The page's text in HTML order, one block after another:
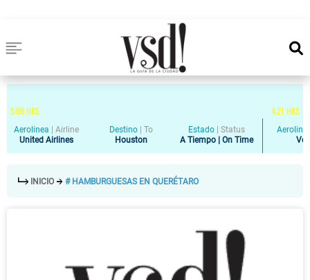
5:00HRS 4:21 HRS
Aerolinea
Airline
United Airlines
Destino
To
Houston
Estado
Status
A Tiempo | On Time
INICIO # HAMBURGUESAS EN QUERÉTARO